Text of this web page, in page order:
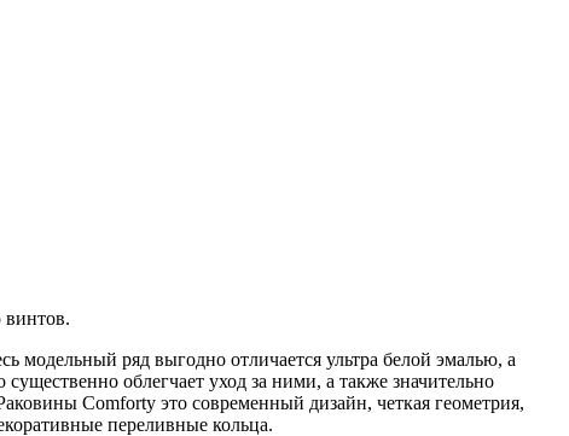
винтов.
ряд выгодно отличается ультра белой эмалью, а
облегчает уход за ними, а также значительно
Comforty это современный дизайн, четкая геометрия,
переливные кольца.